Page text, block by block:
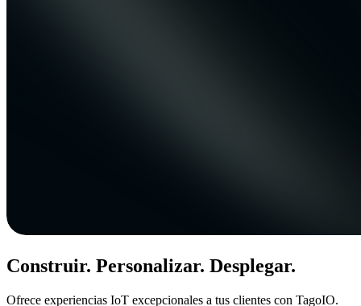
Construir. Personalizar. Desplegar.
Ofrece experiencias IoT excepcionales a tus clientes con TagoIO.